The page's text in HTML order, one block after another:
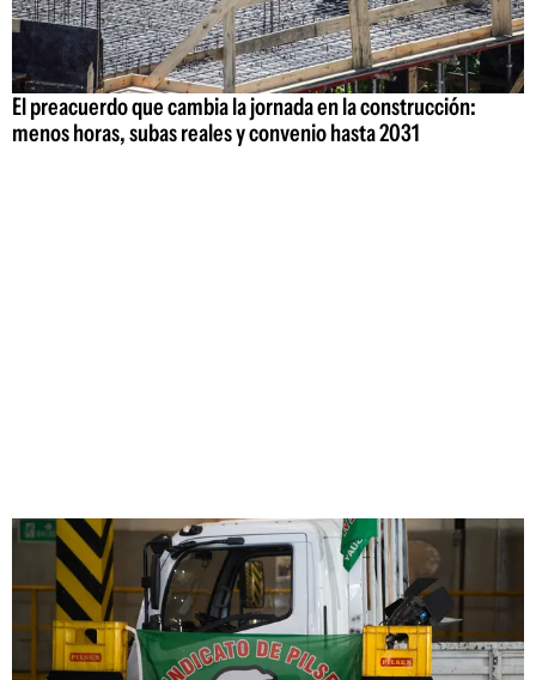
El preacuerdo que cambia la jornada en la construcción:
menos horas, subas reales y convenio hasta 2031